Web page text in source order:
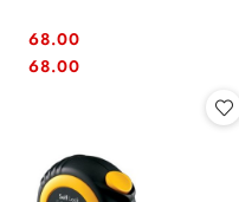
Cena:
68.00
Cena:
68.00